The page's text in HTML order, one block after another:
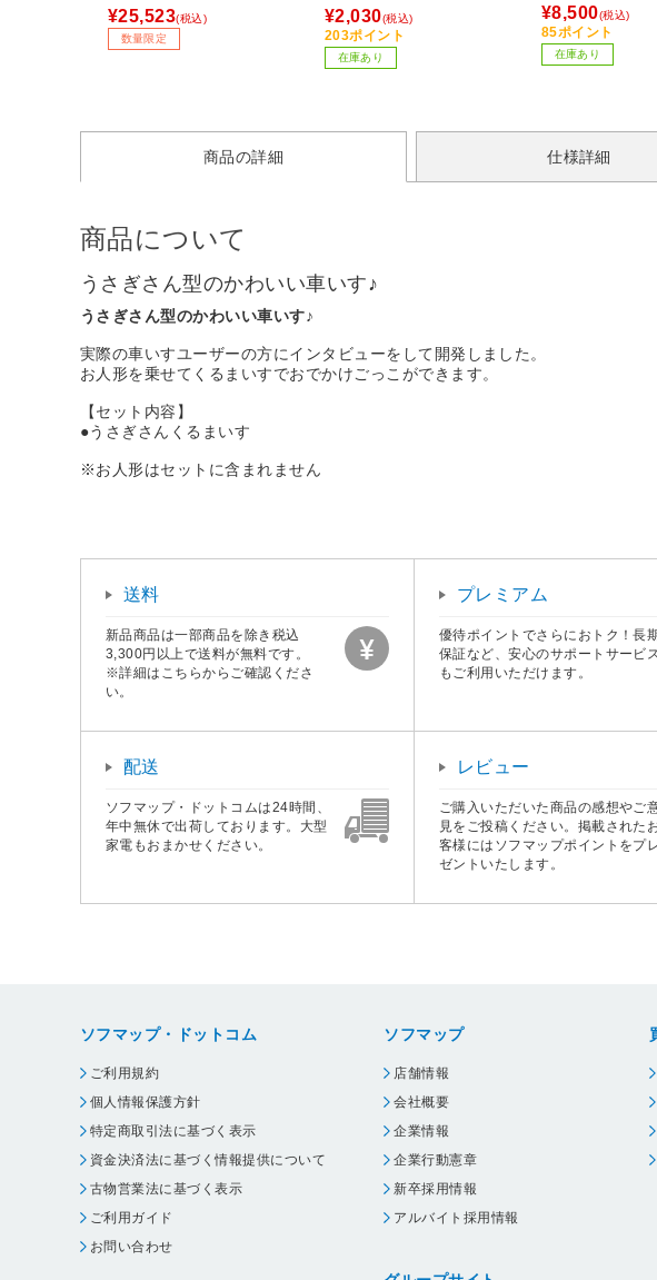
離) /ノイズキャンセリング
対応 /Bluetooth対応］
¥25,523(税込)
数量限定
¥2,030(税込)
203ポイント
在庫あり
¥8,500(税込)
85ポイント
在庫あり
商品の詳細 仕様詳細
商品について
うさぎさん型のかわいい車いす♪
うさぎさん型のかわいい車いす♪
実際の車いすユーザーの方にインタビューをして開発しました。
お人形を乗せてくるまいすでおでかけごっこができます。
【セット内容】
●うさぎさんくるまいす
※お人形はセットに含まれません
送料
新品商品は一部商品を除き税込
3,300円以上で送料が無料です。
※詳細はこちらからご確認くださ
い。
プレミアム
優待ポイントでさらにおトク！長
保証など、安心のサポートサービ
もご利用いただけます。
配送
ソフマップ・ドットコムは24時間、
年中無休で出荷しております。大型
家電もおまかせください。
レビュー
ご購入いただいた商品の感想やご
見をご投稿ください。掲載された
客様にはソフマップポイントをプ
ゼントいたします。
ソフマップ・ドットコム
ご利用規約
個人情報保護方針
特定商取引法に基づく表示
資金決済法に基づく情報提供について
古物営業法に基づく表示
ご利用ガイド
お問い合わせ
ソフマップ
店舗情報
会社概要
企業情報
企業行動憲章
新卒採用情報
アルバイト採用情報